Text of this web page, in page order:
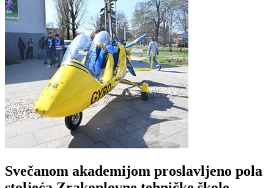
Svečanom akademijom proslavljeno pola